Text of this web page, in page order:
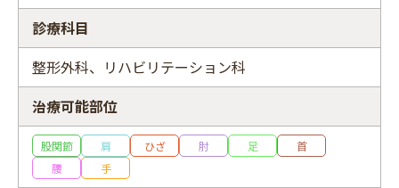
フリーワード
診療科目
整形外科、リハビリテーション科
治療可能部位
股関節 肩 ひざ 肘 足
首
腰
手